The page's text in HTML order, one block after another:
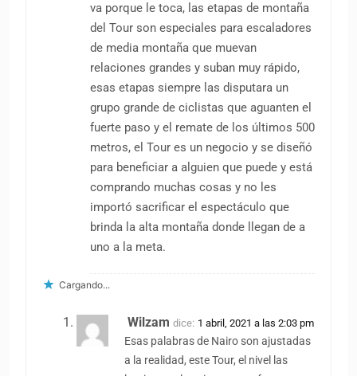
va porque le toca, las etapas de montaña
del Tour son especiales para escaladores
de media montaña que muevan
relaciones grandes y suban muy rápido,
esas etapas siempre las disputara un
grupo grande de ciclistas que aguanten el
fuerte paso y el remate de los últimos 500
metros, el Tour es un negocio y se diseñó
para beneficiar a alguien que puede y está
comprando muchas cosas y no les
importó sacrificar el espectáculo que
brinda la alta montaña donde llegan de a
uno a la meta.
Cargando...
Wilzam dice: 1 abril, 2021 a las 2:03 pm
Esas palabras de Nairo son ajustadas
a la realidad, este Tour, el nivel las